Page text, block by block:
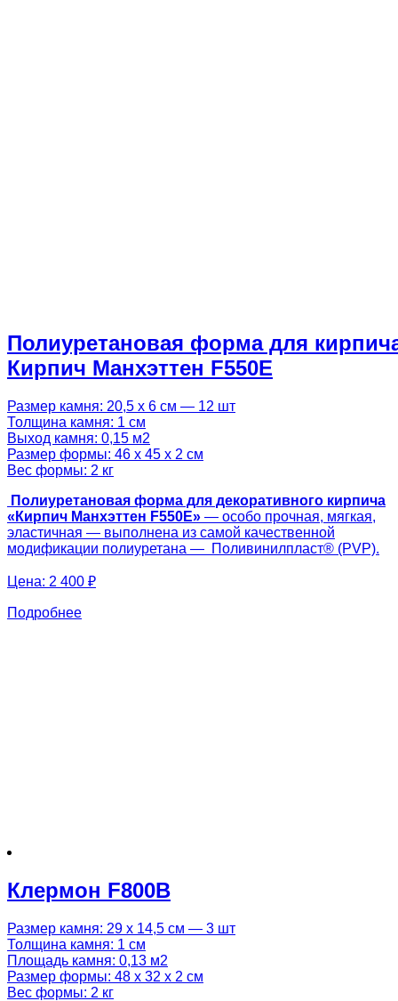
Полиуретановая форма для
Кирпич Манхэттен F550E
Размер камня: 20,5 х 6 см — 12 шт
Толщина камня: 1 см
Выход камня: 0,15 м2
Размер формы: 46 х 45 х 2 см
Вес формы: 2 кг
Полиуретановая форма для декоративного кирпича
«Кирпич Манхэттен F550E» — особо прочная, мягкая,
эластичная — выполнена из самой качественной
модификации полиуретана — Поливинилпласт® (PVP).
Цена: 2 400 ₽
Подробнее
Клермон F800B
Размер камня: 29 х 14,5 см — 3 шт
Толщина камня: 1 см
Площадь камня: 0,13 м2
Размер формы: 48 х 32 х 2 см
Вес формы: 2 кг